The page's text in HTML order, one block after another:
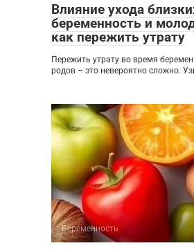
Влияние ухода
беременность и
как пережить утрату
Пережить утрату во время
родов – это невероятно сложно.
Беременность